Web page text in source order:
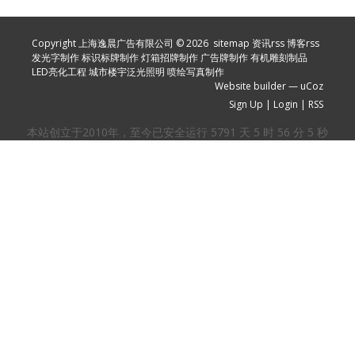
Copyright 上海逸晨广告有限公司 © 2026 sitemap 资讯rss博客rss
发光字制作标识标牌制作灯箱招牌制作广告牌制作有机雕刻制品
LED亮化工程城市楼宇泛光照明 喷绘写真制作
Website builder— uCoz
Sign Up
Login RSS
本站创立于2010年，至今已安全运行 5791 天 5 时 56 分 6 秒